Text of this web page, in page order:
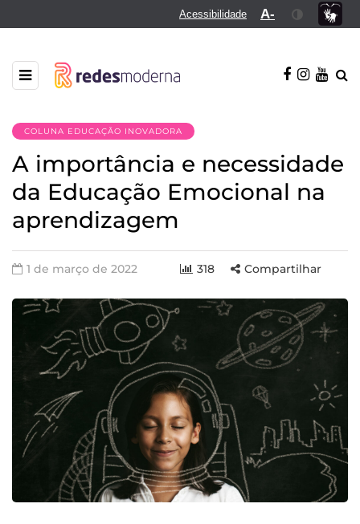
Acessibilidade A-
COLUNA EDUCAÇÃO INOVADORA
A importância e necessidade
da Educação Emocional na
aprendizagem
1 de março de 2022 318 Compartilhar